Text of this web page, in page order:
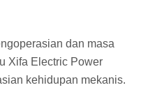
dan masa
Xifa Electric Power
kehidupan mekanis.